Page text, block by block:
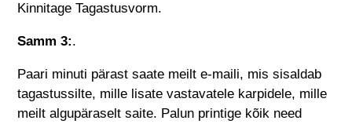
Kinnitage Tagastusvorm.
Samm 3:.
Paari minuti pärast saate meilt e-maili, mis sisaldab
tagastussilte, mille lisate vastavatele karpidele, mille
meilt algupäraselt saite. Palun printige kõik need